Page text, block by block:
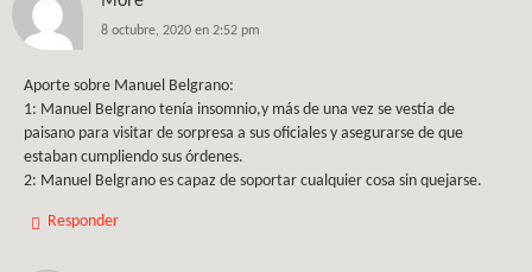
8 octubre, 2020 en 2:52 pm
Aporte sobre Manuel Belgrano:
1: Manuel Belgrano tenía insomnio,y más de una vez se vestía de
paisano para visitar de sorpresa a sus oficiales y asegurarse de que
estaban cumpliendo sus órdenes.
2: Manuel Belgrano es capaz de soportar cualquier cosa sin quejarse.
Responder